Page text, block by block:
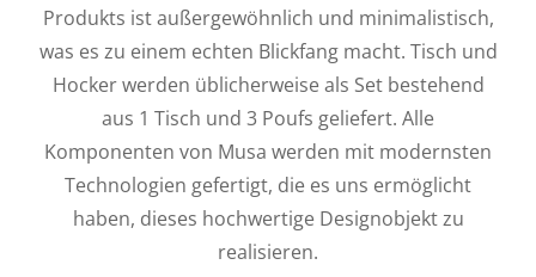
Produkts ist außergewöhnlich und minimalistisch,
was es zu einem echten Blickfang macht. Tisch und
Hocker werden üblicherweise als Set bestehend
aus 1 Tisch und 3 Poufs geliefert. Alle
Komponenten von Musa werden mit modernsten
Technologien gefertigt, die es uns ermöglicht
haben, dieses hochwertige Designobjekt zu
realisieren.